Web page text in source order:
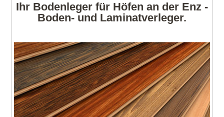
Ihr Bodenleger für Höfen an der Enz -
Boden- und Laminatverleger.